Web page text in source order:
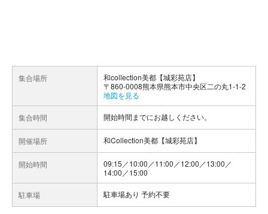
集合場所
和collection美都【城彩苑店】
〒860-0008熊本県熊本市中央区二の丸1-1-2
地図を見る
集合時間 開始時間までにお越しください。
開催場所 和Collection美都【城彩苑店】
開始時間
09:15／10:00／11:00／12:00／13:00／
14:00／15:00
駐車場 駐車場あり 予約不要